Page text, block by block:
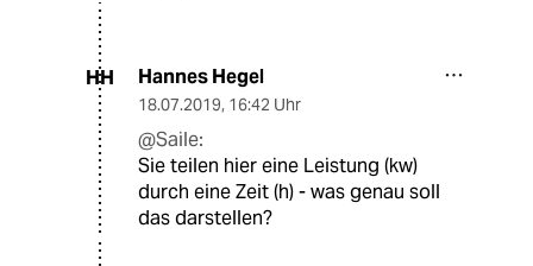
HH Hannes Hegel
18.07.2019, 16:42 Uhr
@Saile:
Sie teilen hier eine Leistung (kw)
durch eine Zeit (h) - was genau soll
das darstellen?